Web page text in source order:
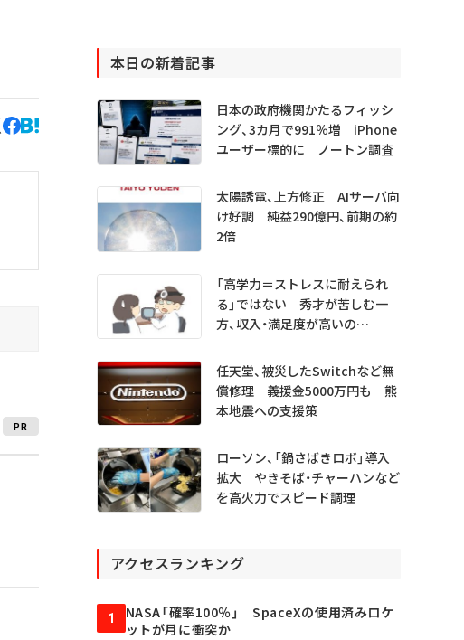
PR
本日の新着記事
日本の政府機関かたるフィッシ
ング、3カ月で991％増 iPhone
ユーザー標的に ノートン調査
太陽誘電、上方修正 AIサーバ向
け好調 純益290億円、前期の約
2倍
「高学力＝ストレスに耐えられ
る」ではない 秀才が苦しむ一
方、収入・満足度が高いの
を分析
任天堂、被災したSwitchなど無
償修理 義援金5000万円も 熊
本地震への支援策
ローソン、「鍋さばきロボ」導入
拡大 やきそば・チャーハンなど
を高火力でスピード調理
アクセスランキング
1
NASA「確率100％」 SpaceXの使用済みロケ
ットが月に衝突か